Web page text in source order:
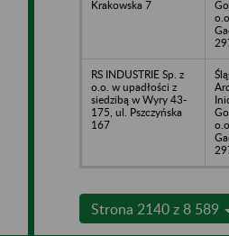
Krakowska 7
RS INDUSTRIE Sp. z
o.o. w upadłości z
siedzibą w Wyry 43-
175, ul. Pszczyńska
167
Strona 2140 z 8 589